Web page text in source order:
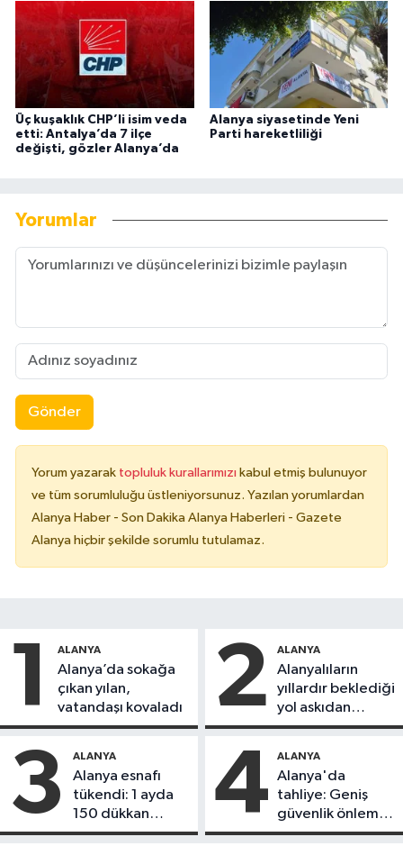
Üç kuşaklık CHP’li isim veda
etti: Antalya’da 7 ilçe
değişti, gözler Alanya’da
Alanya siyasetinde Yeni
Parti hareketliliği
Yorumlar
Gönder
Yorum yazarak topluluk kurallarımızı kabul etmiş bulunuyor
ve tüm sorumluluğu üstleniyorsunuz. Yazılan yorumlardan
Alanya Haber - Son Dakika Alanya Haberleri - Gazete
Alanya hiçbir şekilde sorumlu tutulamaz.
1 ALANYA
Alanya’da sokağa
çıkan yılan,
vatandaşı kovaladı
2 ALANYA
Alanyalıların
yıllardır beklediği
yol askıdan
döndü
3 ALANYA
Alanya esnafı
tükendi: 1 ayda
150 dükkan
kapandı
4 ALANYA
Alanya'da
tahliye: Geniş
güvenlik önlemi
alındı